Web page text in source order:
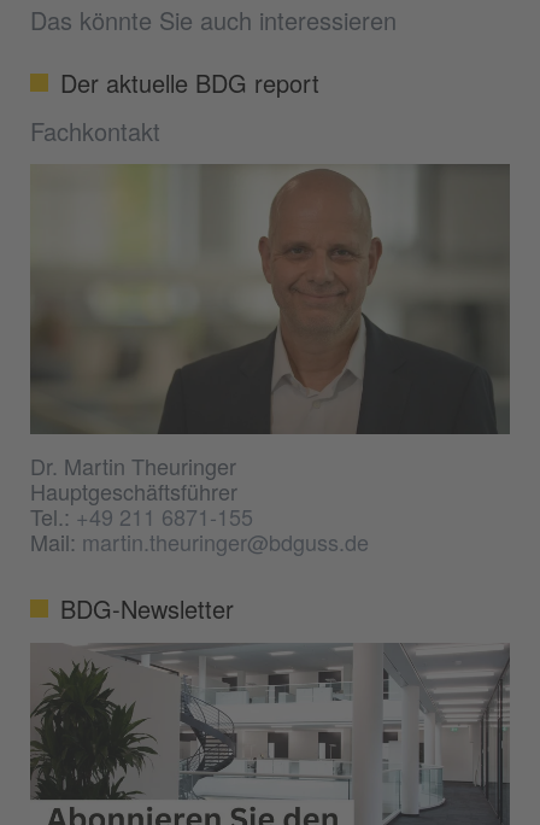
Das könnte Sie auch interessieren
Der aktuelle BDG report
Fachkontakt
Dr. Martin Theuringer
Hauptgeschäftsführer
Tel.:+49 211 6871-155
Mail: martin.theuringer@bdguss.de
BDG-Newsletter